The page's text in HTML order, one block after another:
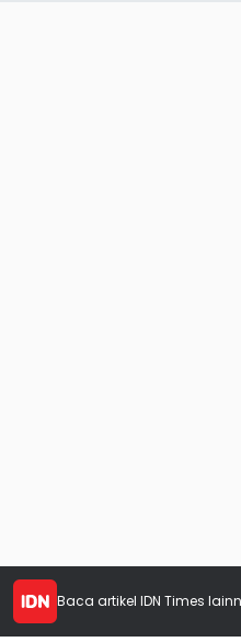
Baca artikel IDN Times